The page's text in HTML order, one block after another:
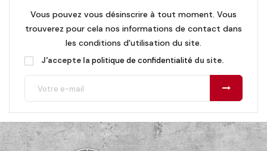
Vous pouvez vous désinscrire à tout moment. Vous
trouverez pour cela nos informations de contact dans
les conditions d'utilisation du site.
J'accepte la politique de confidentialité du site.